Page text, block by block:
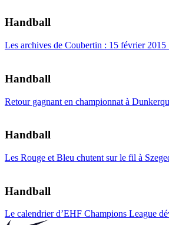
Handball
Les archives de Coubertin : 15 février 2015
Handball
Retour gagnant en championnat à
Handball
Les Rouge et Bleu chutent sur le fil à
Handball
Le calendrier d’EHF Champions League